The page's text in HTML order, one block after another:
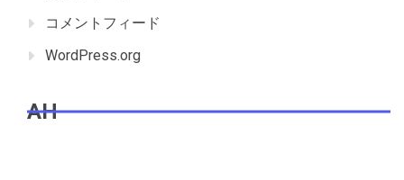
コメントフィード
WordPress.org
AH